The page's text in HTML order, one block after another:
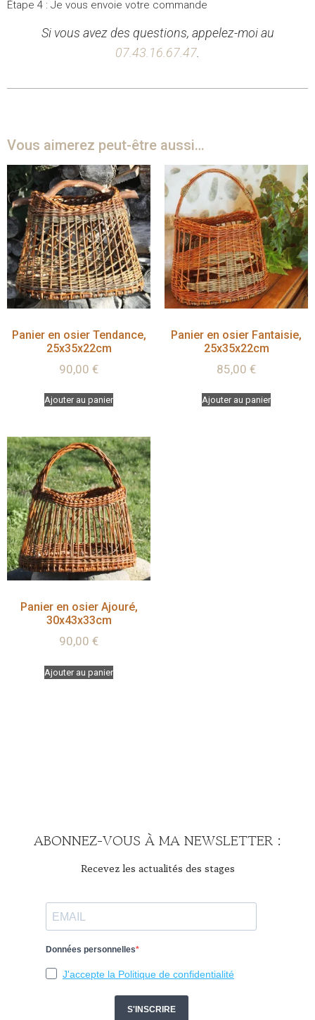
Étape 4 : Je vous envoie votre commande
Si vous avez des questions, appelez-moi au
07.43.16.67.47.
Vous aimerez peut-être aussi…
Panier en osier Tendance,
25x35x22cm
90,00 €
Ajouter au panier
Panier en osier Fantaisie,
25x35x22cm
85,00 €
Ajouter au panier
Panier en osier Ajouré,
30x43x33cm
90,00 €
Ajouter au panier
ABONNEZ-VOUS À MA NEWSLETTER :
Recevez les actualités des stages